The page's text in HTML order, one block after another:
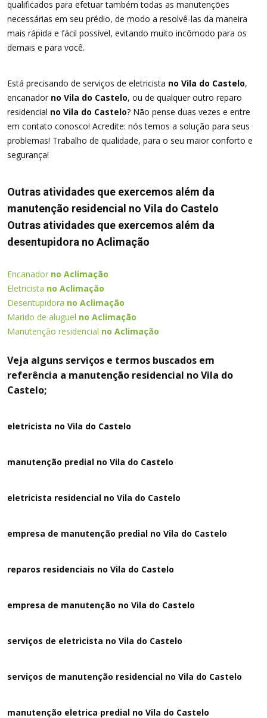
qualificados para efetuar também todas as manutenções
necessárias em seu prédio, de modo a resolvê-las da maneira
mais rápida e fácil possível, evitando muito incômodo para os
demais e para você.
Está precisando de serviços de eletricista no Vila do Castelo,
encanador no Vila do Castelo, ou de qualquer outro reparo
residencial no Vila do Castelo? Não pense duas vezes e entre
em contato conosco! Acredite: nós temos a solução para seus
problemas! Trabalho de qualidade, para o seu maior conforto e
segurança!
Outras atividades que exercemos além da
manutenção residencial no Vila do Castelo
Outras atividades que exercemos além da
desentupidora no Aclimação
Encanador no Aclimação
Eletricista no Aclimação
Desentupidora no Aclimação
Marido de aluguel no Aclimação
Manutenção residencial no Aclimação
Veja alguns serviços e termos buscados em
referência a manutenção residencial no Vila do
Castelo;
eletricista no Vila do Castelo
manutenção predial no Vila do Castelo
eletricista residencial no Vila do Castelo
empresa de manutenção predial no Vila do Castelo
reparos residenciais no Vila do Castelo
empresa de manutenção no Vila do Castelo
serviços de eletricista no Vila do Castelo
serviços de manutenção residencial no Vila do Castelo
manutenção eletrica predial no Vila do Castelo